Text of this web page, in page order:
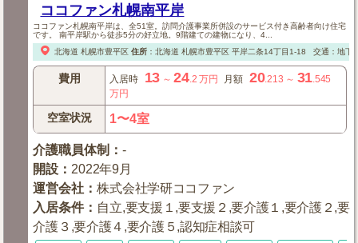
ココファン札幌南平岸
ココファン札幌南平岸は、全51室。訪問介護事業所併設のサービス付き高齢者向け住宅
です。 南平岸駅から徒歩5分の好立地。9階建ての建物になり、4...
北海道 札幌市豊平区 住所： 北海道 札幌市豊平区平岸二条14丁目1-18 交通：地下
費用 入居時 13 ～24.2 万円 月額 20.213 ～ 31.545
万円
空室状況 1〜4室
介護職員体制 ：-
開設 ： 2022年9月
運営会社 ：株式会社学研ココファン
入居条件： 自立,要支援１,要支援２,要介護１,要介護２,要
介護３,要介護４,要介護５,認知症相談可